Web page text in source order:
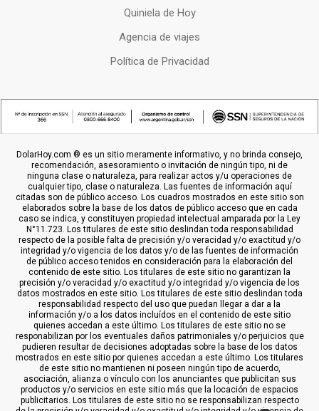
Quiniela de Hoy
Agencia de viajes
Política de Privacidad
DolarHoy.com ® es un sitio meramente informativo, y no brinda consejo,
recomendación, asesoramiento o invitación de ningún tipo, ni de
ninguna clase o naturaleza, para realizar actos y/u operaciones de
cualquier tipo, clase o naturaleza. Las fuentes de información aquí
citadas son de público acceso. Los cuadros mostrados en este sitio son
elaborados sobre la base de los datos de público acceso que en cada
caso se indica, y constituyen propiedad intelectual amparada por la Ley
N°11.723. Los titulares de este sitio deslindan toda responsabilidad
respecto de la posible falta de precisión y/o veracidad y/o exactitud y/o
integridad y/o vigencia de los datos y/o de las fuentes de información
de público acceso tenidos en consideración para la elaboración del
contenido de este sitio. Los titulares de este sitio no garantizan la
precisión y/o veracidad y/o exactitud y/o integridad y/o vigencia de los
datos mostrados en este sitio. Los titulares de este sitio deslindan toda
responsabilidad respecto del uso que puedan llegar a dar a la
información y/o a los datos incluídos en el contenido de este sitio
quienes accedan a este último. Los titulares de este sitio no se
responabilizan por los eventuales daños patrimoniales y/o perjuicios que
pudieren resultar de decisiones adoptadas sobre la base de los datos
mostrados en este sitio por quienes accedan a este último. Los titulares
de este sitio no mantienen ni poseen ningún tipo de acuerdo,
asociación, alianza o vínculo con los anunciantes que publicitan sus
productos y/o servicios en este sitio más que la locación de espacios
publicitarios. Los titulares de este sitio no se responsabilizan respecto